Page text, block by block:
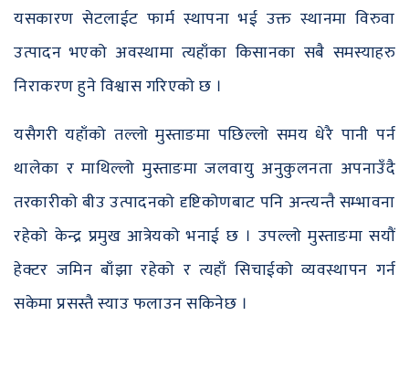
यसकारण सेटलाईट फार्म स्थापना भई उक्त स्थानमा विरुवा
उत्पादन भएको अवस्थामा त्यहाँका किसानका सबै समस्याहरु
निराकरण हुने विश्वास गरिएको छ ।
यसैगरी यहाँको तल्लो मुस्ताङमा पछिल्लो समय धेरै पानी पर्न
थालेका र माथिल्लो मुस्ताङमा जलवायु अनुकुलनता अपनाउँदै
तरकारीको बीउ उत्पादनको दृष्टिकोणबाट पनि अन्त्यन्तै सम्भावना
रहेको केन्द्र प्रमुख आत्रेयको भनाई छ । उपल्लो मुस्ताङमा सयौं
हेक्टर जमिन बाँझा रहेको र त्यहाँ सिचाईको व्यवस्थापन गर्न
सकेमा प्रसस्तै स्याउ फलाउन सकिनेछ ।